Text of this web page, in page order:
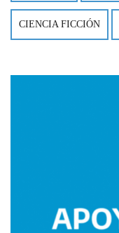
CIENCIA FICCIÓN